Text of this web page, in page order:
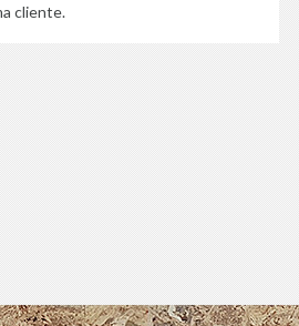
cliente.